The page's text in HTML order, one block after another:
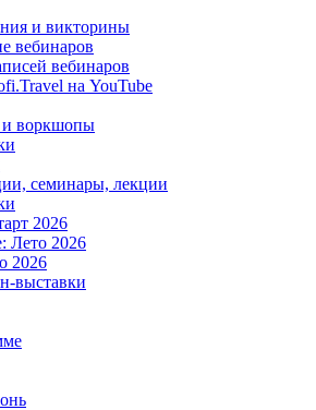
и викторины
вебинаров
вебинаров
на YouTube
воркшопы
семинары, лекции
2026
Лето 2026
2026
выставки